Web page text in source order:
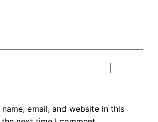
name, email, and website in this